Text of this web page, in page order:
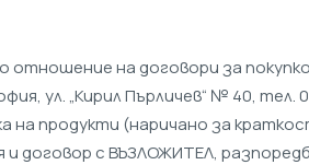
на договори за
ул. „Кирил Пърличев“ № 40,
продукти (наричано за
договор с ВЪЗЛОЖИТЕЛ,